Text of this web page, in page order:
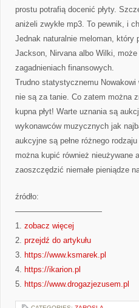
prostu potrafią docenić płyty.
aniżeli zwykłe mp3. To pewnik, i
Jednak naturalnie meloman, który
Jackson, Nirvana albo Wilki,
zagadnieniach finansowych.
Trudno statystycznemu
nie są za tanie. Co zatem można
kupna płyt! Warte uznania są
wykonawców muzycznych jak
aukcyjne są pełne różnego
można kupić również nieużywane
zaoszczędzić niemałe pieniądze
źródło:
———————————
1. zobacz więcej
2. przejdź do artykułu
3. https://www.ksmarek.pl
4. https://ikarion.pl
5. https://www.drogazjezusem.pl